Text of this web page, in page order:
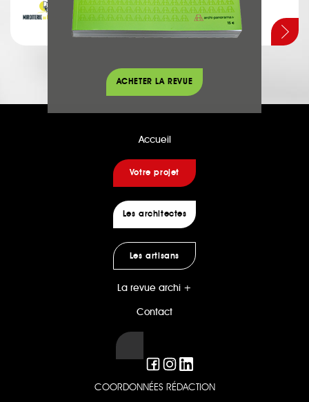
Miroiterie
Villeneuve de Rivière
Accueil
Votre projet
Les architectes
Les artisans
La revue archi +
Contact
COORDONNÉES RÉDACTION
ACHETER LA REVUE